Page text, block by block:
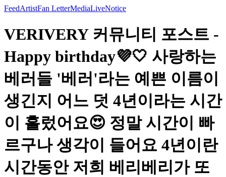
FeedArtistFan LetterMediaLiveNotice
VERIVERY 커뮤니티 포스트 -
Happy birthday💜🤍 사랑하는
베러들 '베러'라는 예쁜 이름이
생긴지 어느 덧 4년이라는 시간
이 흘렀어요😍 정말 시간이 빠
르구나 생각이 들어요 4년이란
시간동안 저희 베리베리가 또